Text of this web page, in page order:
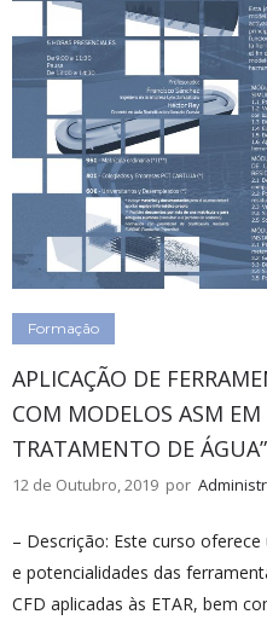
Formação
APLICAÇÃO DE
COM MODELOS ASM EM
TRATAMENTO DE
12 de Outubro, 2019 por
– Descrição: Este curso
e potencialidades das
CFD aplicadas às ETAR, bem